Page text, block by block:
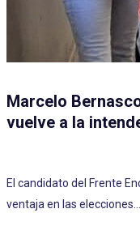
Marcelo
vuelve a la
El candidato del Frente
ventaja en las elecciones…